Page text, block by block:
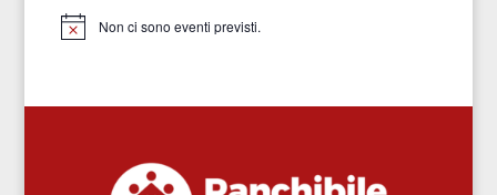
Notice Non ci sono eventi previsti.